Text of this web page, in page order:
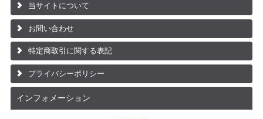
当サイトについて
お問い合わせ
特定商取引に関する表記
プライバシーポリシー
インフォメーション